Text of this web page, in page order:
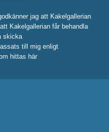
jag att Kakelgallerian
Kakelgallerian får behandla
skicka
till mig enligt
hittas här